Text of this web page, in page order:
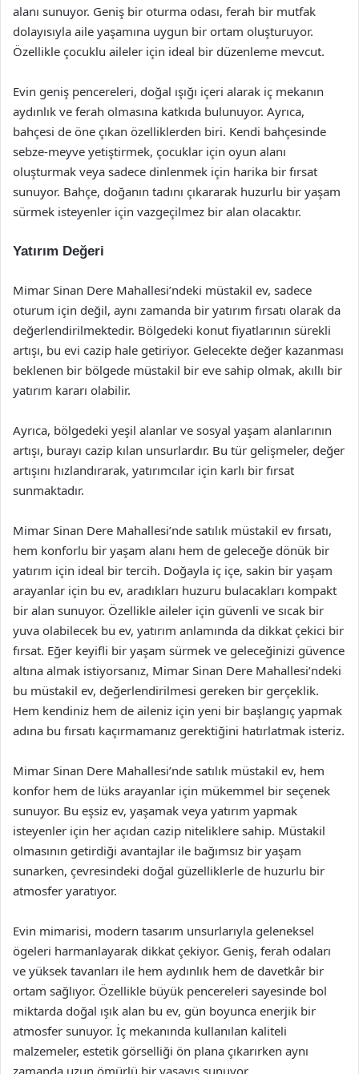
alanı sunuyor. Geniş bir oturma odası, ferah bir mutfak
dolayısıyla aile yaşamına uygun bir ortam oluşturuyor.
Özellikle çocuklu aileler için ideal bir düzenleme mevcut.
Evin geniş pencereleri, doğal ışığı içeri alarak iç mekanın
aydınlık ve ferah olmasına katkıda bulunuyor. Ayrıca,
bahçesi de öne çıkan özelliklerden biri. Kendi bahçesinde
sebze-meyve yetiştirmek, çocuklar için oyun alanı
oluşturmak veya sadece dinlenmek için harika bir fırsat
sunuyor. Bahçe, doğanın tadını çıkararak huzurlu bir yaşam
sürmek isteyenler için vazgeçilmez bir alan olacaktır.
Yatırım Değeri
Mimar Sinan Dere Mahallesi’ndeki müstakil ev, sadece
oturum için değil, aynı zamanda bir yatırım fırsatı olarak da
değerlendirilmektedir. Bölgedeki konut fiyatlarının sürekli
artışı, bu evi cazip hale getiriyor. Gelecekte değer kazanması
beklenen bir bölgede müstakil bir eve sahip olmak, akıllı bir
yatırım kararı olabilir.
Ayrıca, bölgedeki yeşil alanlar ve sosyal yaşam alanlarının
artışı, burayı cazip kılan unsurlardır. Bu tür gelişmeler, değer
artışını hızlandırarak, yatırımcılar için karlı bir fırsat
sunmaktadır.
Mimar Sinan Dere Mahallesi’nde satılık müstakil ev fırsatı,
hem konforlu bir yaşam alanı hem de geleceğe dönük bir
yatırım için ideal bir tercih. Doğayla iç içe, sakin bir yaşam
arayanlar için bu ev, aradıkları huzuru bulacakları kompakt
bir alan sunuyor. Özellikle aileler için güvenli ve sıcak bir
yuva olabilecek bu ev, yatırım anlamında da dikkat çekici bir
fırsat. Eğer keyifli bir yaşam sürmek ve geleceğinizi güvence
altına almak istiyorsanız, Mimar Sinan Dere Mahallesi’ndeki
bu müstakil ev, değerlendirilmesi gereken bir gerçeklik.
Hem kendiniz hem de aileniz için yeni bir başlangıç yapmak
adına bu fırsatı kaçırmamanız gerektiğini hatırlatmak isteriz.
Mimar Sinan Dere Mahallesi’nde satılık müstakil ev, hem
konfor hem de lüks arayanlar için mükemmel bir seçenek
sunuyor. Bu eşsiz ev, yaşamak veya yatırım yapmak
isteyenler için her açıdan cazip niteliklere sahip. Müstakil
olmasının getirdiği avantajlar ile bağımsız bir yaşam
sunarken, çevresindeki doğal güzelliklerle de huzurlu bir
atmosfer yaratıyor.
Evin mimarisi, modern tasarım unsurlarıyla geleneksel
ögeleri harmanlayarak dikkat çekiyor. Geniş, ferah odaları
ve yüksek tavanları ile hem aydınlık hem de davetkâr bir
ortam sağlıyor. Özellikle büyük pencereleri sayesinde bol
miktarda doğal ışık alan bu ev, gün boyunca enerjik bir
atmosfer sunuyor. İç mekanında kullanılan kaliteli
malzemeler, estetik görselliği ön plana çıkarırken aynı
zamanda uzun ömürlü bir yaşayış sunuyor.